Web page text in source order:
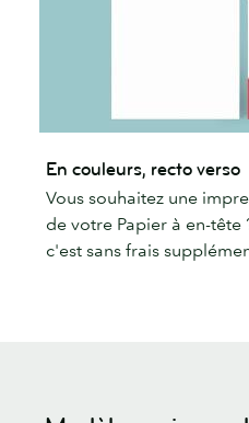
En couleurs, recto verso
Vous souhaitez une
de votre Papier à en-tête
c'est sans frais